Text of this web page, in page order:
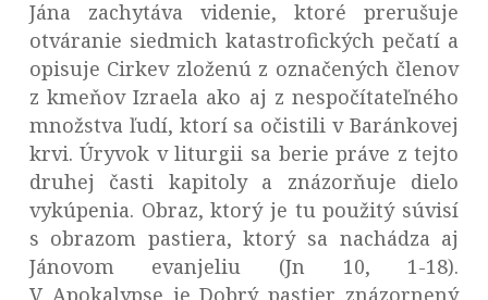
Jána zachytáva videnie, ktoré prerušuje
otváranie siedmich katastrofických pečatí a
opisuje Cirkev zloženú z označených členov
z kmeňov Izraela ako aj z nespočítateľného
množstva ľudí, ktorí sa očistili v Baránkovej
krvi. Úryvok v liturgii sa berie práve z tejto
druhej časti kapitoly a znázorňuje dielo
vykúpenia. Obraz, ktorý je tu použitý súvisí
s obrazom pastiera, ktorý sa nachádza aj
Jánovom evanjeliu (Jn 10, 1-18).